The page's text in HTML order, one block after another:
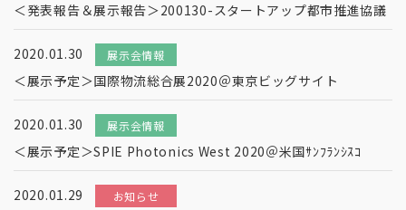
＜発表報告＆展示報告＞200130-スタートアップ都市推進協議
2020.01.30 展示会情報
＜展示予定＞国際物流総合展2020＠東京ビッグサイト
2020.01.30 展示会情報
＜展示予定＞SPIE Photonics West 2020＠米国ｻﾝﾌﾗﾝｼｽｺ
2020.01.29 お知らせ